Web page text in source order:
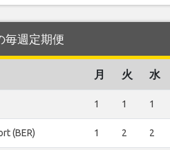
毎週定期便
月 火 水
1 1 1
(BER) 1 2 2